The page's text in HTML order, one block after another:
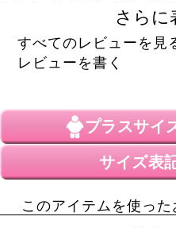
いのでこれからの季節にオス
？？？
購入者
非公開
全体的にレース生地。
手に取って見ても、着ても
さらに
すべてのレビューを見
レビューを書く
プラスサイ
サイズ表
このアイテムを使っ